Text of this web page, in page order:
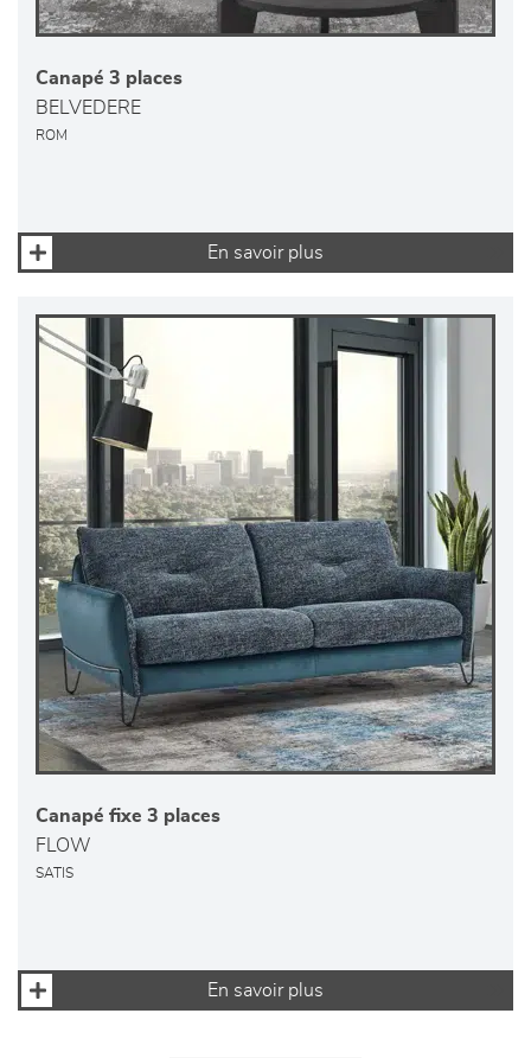
Canapé 3 places
BELVEDERE
ROM
En savoir plus
Canapé fixe 3 places
FLOW
SATIS
En savoir plus